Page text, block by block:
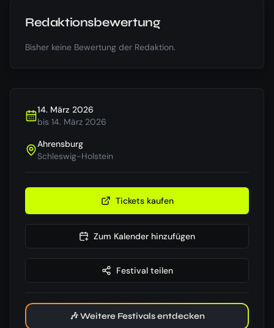
Redaktionsbewertung
Bisher keine Bewertung der Redaktion.
14. März 2026
bis 14. März 2026
Ahrensburg
Schleswig-Holstein
Tickets kaufen
Zum Kalender hinzufügen
Festival teilen
🎶 Weitere Festivals entdecken